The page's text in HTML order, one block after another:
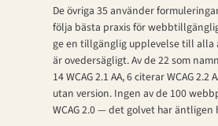
De övriga 35 använder
följa bästa praxis för
ge en tillgänglig upplevelse till alla
är ovedersägligt. Av de 22 som
14 WCAG 2.1 AA, 6 citerar WCAG 2.2
utan version. Ingen av de 100
WCAG 2.0 — det golvet har äntligen